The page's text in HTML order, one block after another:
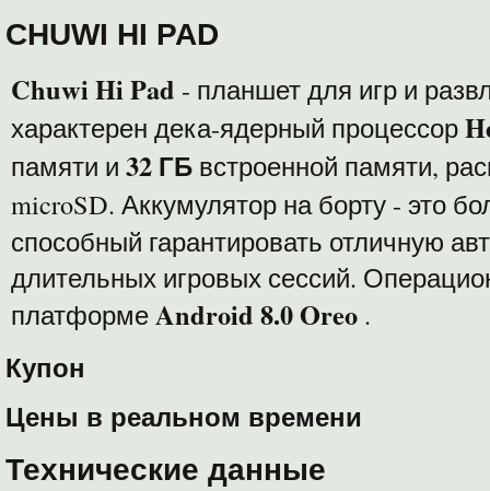
CHUWI HI PAD
Chuwi Hi Pad - планшет для игр и
характерен дека-ядерный процессор
памяти и 32 ГБ встроенной памяти,
microSD. Аккумулятор на борту - это
способный гарантировать отличную
длительных игровых сессий.
платформеAndroid 8.0 Oreo .
Купон
Цены в реальном времени
Технические данные